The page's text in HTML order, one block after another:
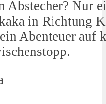
Abstecher? Nur
in Richtung
Abenteuer auf